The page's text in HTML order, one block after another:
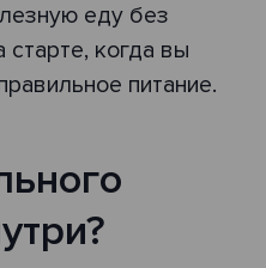
еду без
старте, когда вы
питание.